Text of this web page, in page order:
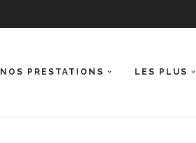
NOS PRESTATIONS LES PLUS